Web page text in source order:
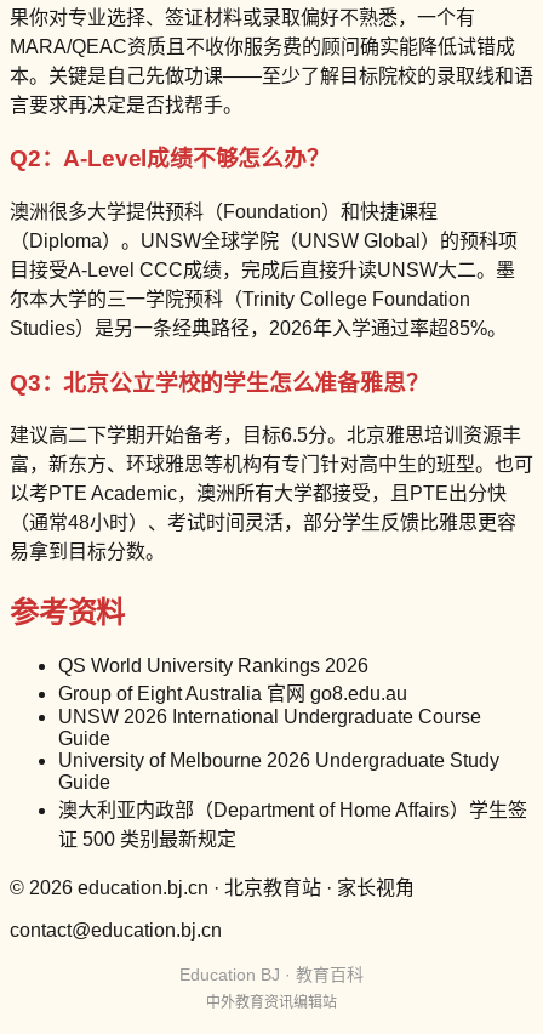
果你对专业选择、签证材料或录取偏好不熟悉，一个有
MARA/QEAC资质且不收你服务费的顾问确实能降低试错成
本。关键是自己先做功课——至少了解目标院校的录取线和语
言要求再决定是否找帮手。
Q2：A-Level成绩不够怎么办？
澳洲很多大学提供预科（Foundation）和快捷课程
（Diploma）。UNSW全球学院（UNSW Global）的预科项
目接受A-Level CCC成绩，完成后直接升读UNSW大二。墨
尔本大学的三一学院预科（Trinity College Foundation
Studies）是另一条经典路径，2026年入学通过率超85%。
Q3：北京公立学校的学生怎么准备雅思？
建议高二下学期开始备考，目标6.5分。北京雅思培训资源丰
富，新东方、环球雅思等机构有专门针对高中生的班型。也可
以考PTE Academic，澳洲所有大学都接受，且PTE出分快
（通常48小时）、考试时间灵活，部分学生反馈比雅思更容
易拿到目标分数。
参考资料
QS World University Rankings 2026
Group of Eight Australia 官网 go8.edu.au
UNSW 2026 International Undergraduate Course
Guide
University of Melbourne 2026 Undergraduate Study
Guide
澳大利亚内政部（Department of Home Affairs）学生签
证 500 类别最新规定
© 2026 education.bj.cn · 北京教育站 · 家长视角
contact@education.bj.cn
Education BJ · 教育百科
中外教育资讯编辑站